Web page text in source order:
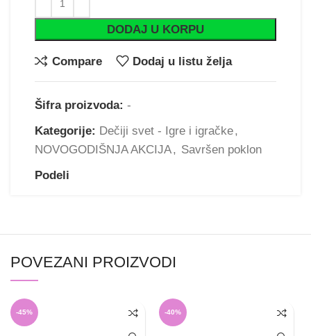
DODAJ U KORPU
Compare Dodaj u listu želja
Šifra proizvoda: -
Kategorije: Dečiji svet - Igre i igračke,
NOVOGODIŠNJA AKCIJA, Savršen poklon
Podeli
POVEZANI PROIZVODI
-45% -40%